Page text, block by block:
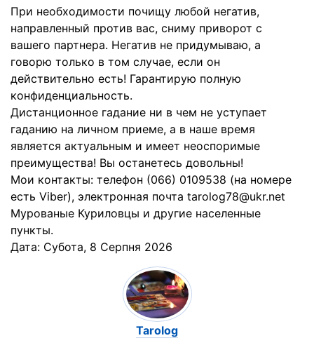
При необходимости почищу любой негатив,
направленный против вас, сниму приворот с
вашего партнера. Негатив не придумываю, а
говорю только в том случае, если он
действительно есть! Гарантирую полную
конфиденциальность.
Дистанционное гадание ни в чем не уступает
гаданию на личном приеме, а в наше время
является актуальным и имеет неоспоримые
преимущества! Вы останетесь довольны!
Мои контакты: телефон (066) 0109538 (на номере
есть Viber), электронная почта tarolog78@ukr.net
Мурованые Куриловцы и другие населенные
пункты.
Дата: Субота, 8 Серпня 2026
Tarolog